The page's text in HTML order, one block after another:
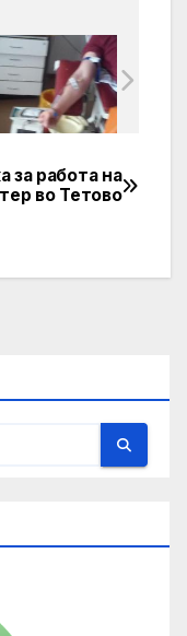
за работа на
во Тетово